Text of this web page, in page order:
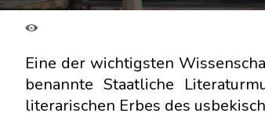
Eine der wichtigsten
benannte Staatliche
literarischen Erbes des